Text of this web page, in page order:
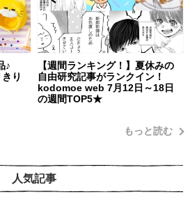
♪
り
【週間ランキング！】夏休みの
自由研究記事がランクイン！
kodomoe web 7月12日～18日
の週間TOP5★
もっと読む
人気記事